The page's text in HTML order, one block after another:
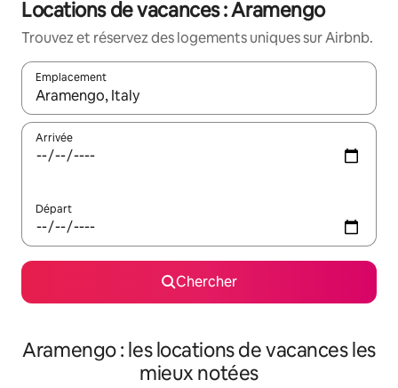
Locations de vacances : Aramengo
Trouvez et réservez des logements uniques sur Airbnb.
Emplacement
Quand les résultats sont affichés, parcourez-les en utilisant
Arrivée
Départ
Chercher
Aramengo : les locations de vacances les
mieux notées